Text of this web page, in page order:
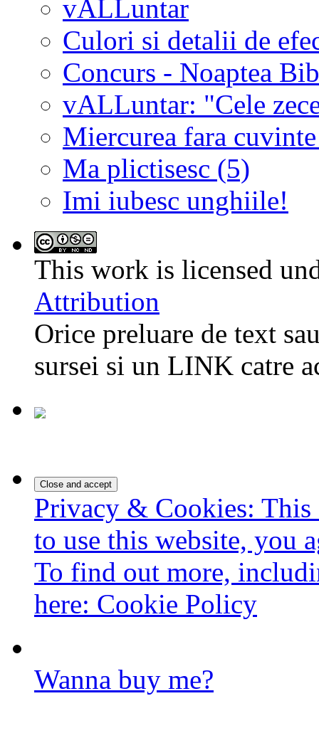
vALLuntar
Culori si detalii de
Concurs - Noaptea
vALLuntar: "Cele
Miercurea fara
Ma plictisesc (5)
Imi iubesc unghiile!
This work is licensed
Attribution
Orice preluare de text
sursei si un LINK catre
Privacy & Cookies:
to use this website, you
To find out more,
here: Cookie Policy
Wanna buy me?